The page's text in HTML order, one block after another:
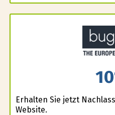
Erhalten Sie jetzt
Website.